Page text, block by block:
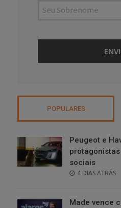
POPULARES
Peugeot e
sociais
POSTED
4 DIAS ATRÁS
Made vence